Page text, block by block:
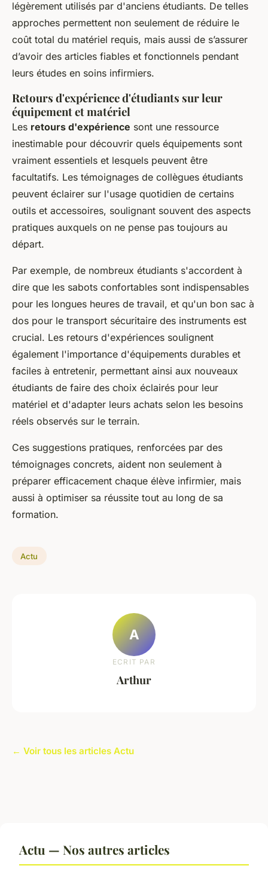
légèrement utilisés par d'anciens étudiants. De telles
approches permettent non seulement de réduire le
coût total du matériel requis, mais aussi de s’assurer
d’avoir des articles fiables et fonctionnels pendant
leurs études en soins infirmiers.
Retours d'expérience d'étudiants sur leur
équipement et matériel
Les retours d'expérience sont une ressource
inestimable pour découvrir quels équipements sont
vraiment essentiels et lesquels peuvent être
facultatifs. Les témoignages de collègues étudiants
peuvent éclairer sur l'usage quotidien de certains
outils et accessoires, soulignant souvent des aspects
pratiques auxquels on ne pense pas toujours au
départ.
Par exemple, de nombreux étudiants s'accordent à
dire que les sabots confortables sont indispensables
pour les longues heures de travail, et qu'un bon sac à
dos pour le transport sécuritaire des instruments est
crucial. Les retours d'expériences soulignent
également l'importance d'équipements durables et
faciles à entretenir, permettant ainsi aux nouveaux
étudiants de faire des choix éclairés pour leur
matériel et d'adapter leurs achats selon les besoins
réels observés sur le terrain.
Ces suggestions pratiques, renforcées par des
témoignages concrets, aident non seulement à
préparer efficacement chaque élève infirmier, mais
aussi à optimiser sa réussite tout au long de sa
formation.
Actu
A
ECRIT PAR
Arthur
← Voir tous les articles Actu
Actu — Nos autres articles